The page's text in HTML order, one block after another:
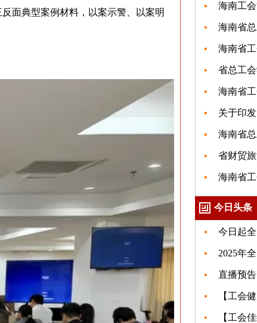
面典型案例材料，以案示警、以案明
海南工
海南省
海南省
省总工
海南省
关于印
海南省
省财贸
海南省
今日头条
今日起
2025年
直播预
【工会
【工会